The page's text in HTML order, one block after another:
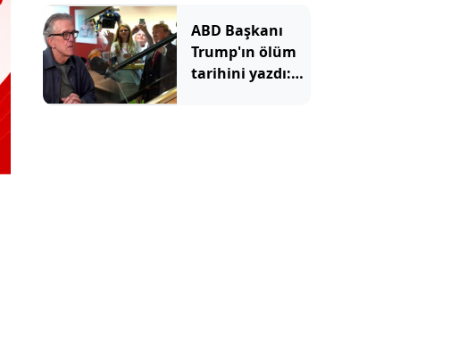
bağlanacak
ABD Başkanı
Trump'ın ölüm
tarihini yazdı: